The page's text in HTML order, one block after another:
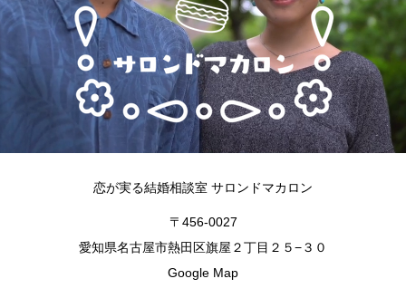
恋が実る結婚相談室 サロンドマカロン
〒456-0027
愛知県名古屋市熱田区旗屋２丁目２５−３０
Google Map